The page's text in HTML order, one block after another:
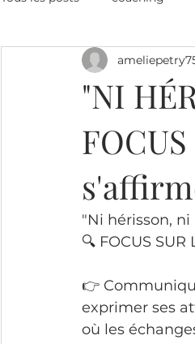
"NI
"Ni hérisson, ni
🔍 FOCUS
👉
exprimer ses
où les